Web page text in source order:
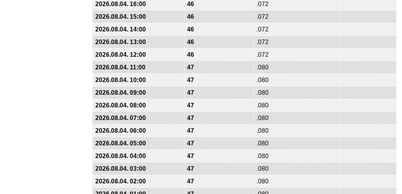
2026.08.04. 16:00
46
.072
2026.08.04. 15:00
46
.072
2026.08.04. 14:00
46
.072
2026.08.04. 13:00
46
.072
2026.08.04. 12:00
46
.072
2026.08.04. 11:00
47
.080
2026.08.04. 10:00
47
.080
2026.08.04. 09:00
47
.080
2026.08.04. 08:00
47
.080
2026.08.04. 07:00
47
.080
2026.08.04. 06:00
47
.080
2026.08.04. 05:00
47
.080
2026.08.04. 04:00
47
.080
2026.08.04. 03:00
47
.080
2026.08.04. 02:00
47
.080